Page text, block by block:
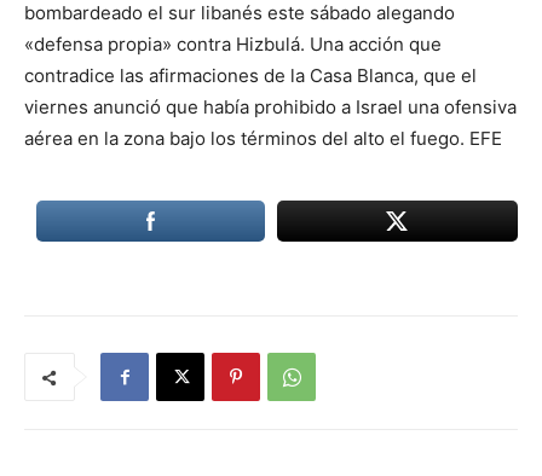
bombardeado el sur libanés este sábado alegando
«defensa propia» contra Hizbulá. Una acción que
contradice las afirmaciones de la Casa Blanca, que el
viernes anunció que había prohibido a Israel una ofensiva
aérea en la zona bajo los términos del alto el fuego. EFE